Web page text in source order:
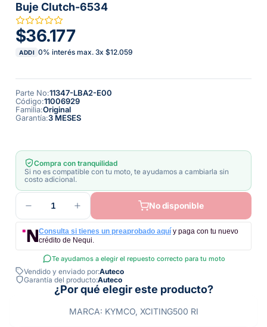
Buje Clutch-6534
$36.177
ADDI 0% interés max. 3x $12.059
Parte No:11347-LBA2-E00
Código:11006929
Familia:Original
Garantía:3 MESES
Compra con tranquilidad
Si no es compatible con tu moto, te ayudamos a cambiarla sin
costo adicional.
1 No disponible
Consulta si tienes un preaprobado aquí y paga con tu nuevo
crédito de Nequi.
Te ayudamos a elegir el repuesto correcto para tu moto
Vendido y enviado por:Auteco
Garantía del producto:Auteco
¿Por qué elegir este producto?
MARCA: KYMCO, XCITING500 RI